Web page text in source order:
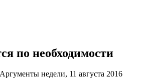
по необходимости
недели, 11 августа 2016